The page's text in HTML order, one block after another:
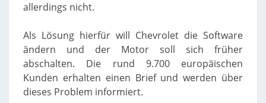
allerdings nicht.
Als Lösung hierfür will Chevrolet die Software
ändern und der Motor soll sich früher
abschalten. Die rund 9.700 europäischen
Kunden erhalten einen Brief und werden über
dieses Problem informiert.